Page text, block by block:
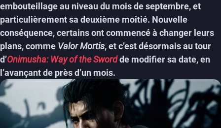
embouteillage au niveau du mois de septembre, et
particulièrement sa deuxième moitié. Nouvelle
conséquence, certains ont commencé à changer leurs
plans, comme Valor Mortis, et c’est désormais au tour
d’Onimusha: Way of the Swordde modifier sa date, en
l’avançant de près d’un mois.